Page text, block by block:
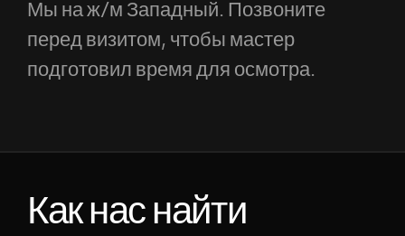
Мы на ж/м Западный. Позвоните
перед визитом, чтобы мастер
подготовил время для осмотра.
Как нас найти
ТЕЛЕФОН
МАРКА АВТО / КОММЕНТАРИЙ
ОТПРАВИТЬ ЗАЯВКУ